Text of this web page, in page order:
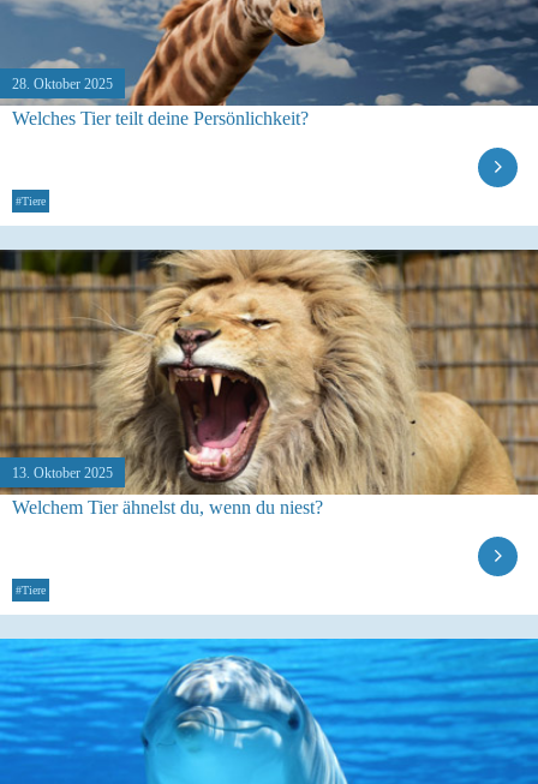
28. Oktober 2025
Welches Tier teilt deine Persönlichkeit?
#Tiere
13. Oktober 2025
Welchem Tier ähnelst du, wenn du niest?
#Tiere